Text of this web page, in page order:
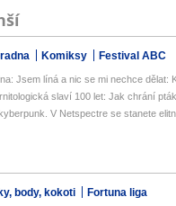
Komiksy Festival ABC
Jsem líná a nic se mi nechce dělat:
slaví 100 let: Jak chrání
V Netspectre se stanete
body, kokoti Fortuna liga